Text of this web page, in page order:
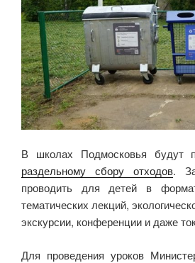
В школах Подмосковья будут
раздельному сбору отходов.
проводить для детей в
тематических лекций,
экскурсии, конференции и даже
Для проведения уроков